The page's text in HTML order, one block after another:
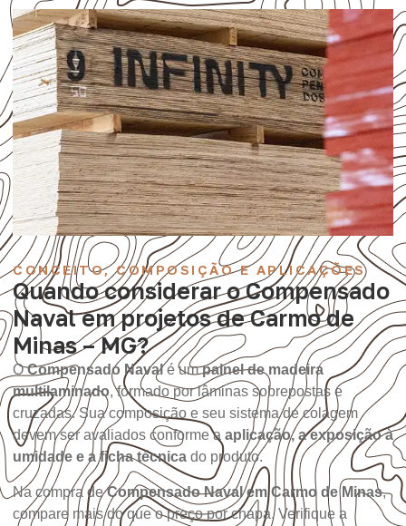
CONCEITO, COMPOSIÇÃO E APLICAÇÕES
Quando considerar o Compensado
Naval em projetos de Carmo de
Minas – MG?
OCompensado Navalé umpainel de madeira
multilaminado, formado por lâminas sobrepostas e
cruzadas. Sua composição e seu sistema de colagem
devem ser avaliados conforme a aplicação, a exposição à
umidade e a ficha técnica do produto.
Na compra deCompensado Naval em Carmo de Minas,
compare mais do que o preço por chapa. Verifique a